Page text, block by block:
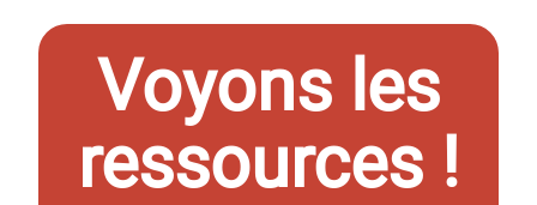
Voyons les
ressources !